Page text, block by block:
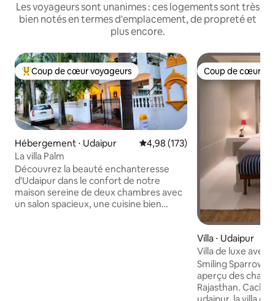
Les voyageurs sont unanimes : ces logements sont très
bien notés en termes d'emplacement, de propreté et
plus encore.
Coups de cœur voyageurs les plus appréciés
Coup de cœur voyageurs
Hébergement ⋅ Udaipur Évaluation moyenne sur la
4,98 (173)
La villa Palm
Découvrez la beauté enchanteresse
d'Udaipur dans le confort de notre
maison sereine de deux chambres avec
un salon spacieux, une cuisine bien
Coup de cœur
Coup de cœur
Villa ⋅ Udaipur
Villa de luxe avec
Smiling Sparrows
Smiling Sparrows
aperçu des
Rajasthan.